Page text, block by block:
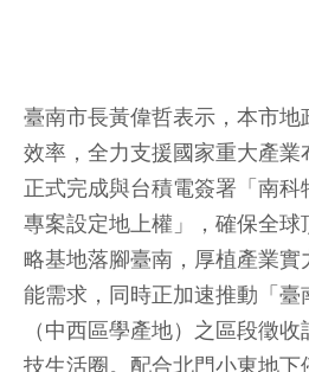
臺南市長黃偉哲表示，本市地
效率，全力支援國家重大產業
正式完成與台積電簽署「南
專案設定地上權」，確保全
略基地落腳臺南，厚植產業實
能需求，同時正加速推動「臺
（中西區學產地）之區段徵
技生活圈。配合北門小東地下